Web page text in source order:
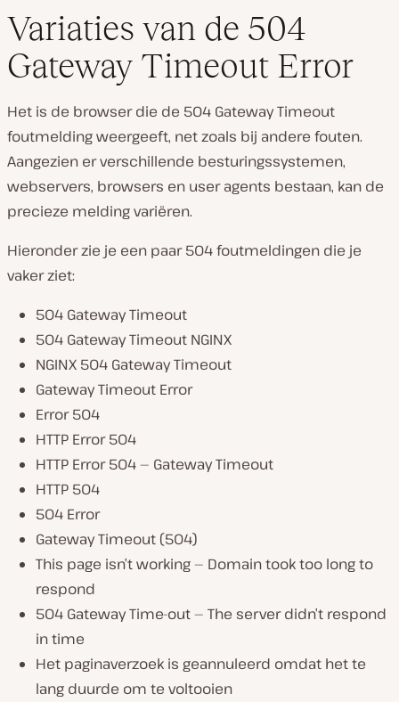
Variaties van de 504
Gateway Timeout Error
Het is de browser die de 504 Gateway Timeout
foutmelding weergeeft, net zoals bij andere fouten.
Aangezien er verschillende besturingssystemen,
webservers, browsers en user agents bestaan, kan de
precieze melding variëren.
Hieronder zie je een paar 504 foutmeldingen die je
vaker ziet:
504 Gateway Timeout
504 Gateway Timeout NGINX
NGINX 504 Gateway Timeout
Gateway Timeout Error
Error 504
HTTP Error 504
HTTP Error 504 — Gateway Timeout
HTTP 504
504 Error
Gateway Timeout (504)
This page isn’t working — Domain took too long to
respond
504 Gateway Time-out — The server didn’t respond
in time
Het paginaverzoek is geannuleerd omdat het te
lang duurde om te voltooien